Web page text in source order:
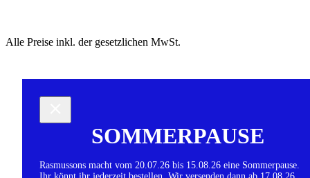
Alle Preise inkl. der gesetzlichen MwSt.
SOMMERPAUSE
Rasmussons macht vom 20.07.26 bis 15.08.26 eine Sommerpause.